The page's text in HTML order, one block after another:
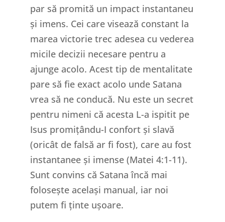
par să promită un impact instantaneu
și imens. Cei care visează constant la
marea victorie trec adesea cu vederea
micile decizii necesare pentru a
ajunge acolo. Acest tip de mentalitate
pare să fie exact acolo unde Satana
vrea să ne conducă. Nu este un secret
pentru nimeni că acesta L-a ispitit pe
Isus promițându-I confort și slavă
(oricât de falsă ar fi fost), care au fost
instantanee și imense (Matei 4:1-11).
Sunt convins că Satana încă mai
folosește același manual, iar noi
putem fi ținte ușoare.